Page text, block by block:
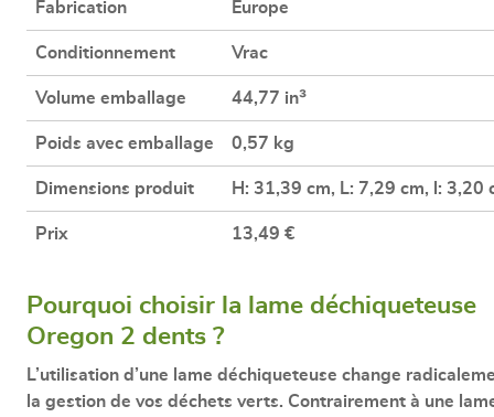
Fabrication Europe
Conditionnement Vrac
Volume emballage 44,77 in³
Poids avec emballage 0,57 kg
Dimensions produit H: 31,39 cm, L: 7,29 cm, l: 3,20
Prix 13,49 €
Pourquoi choisir la lame déchiqueteuse
Oregon 2 dents ?
L’utilisation d’une lame déchiqueteuse change
la gestion de vos déchets verts. Contrairement à une